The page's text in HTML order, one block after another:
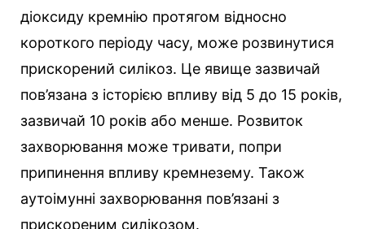
діоксиду кремнію протягом відносно
короткого періоду часу, може розвинутися
прискорений силікоз. Це явище зазвичай
пов’язана з історією впливу від 5 до 15 років,
зазвичай 10 років або менше. Розвиток
захворювання може тривати, попри
припинення впливу кремнезему. Також
аутоімунні захворювання пов’язані з
прискореним силікозом.